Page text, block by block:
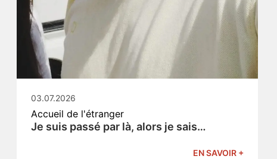
03.07.2026
Accueil de l'étranger
Je suis passé par là, alors je sais…
EN SAVOIR +